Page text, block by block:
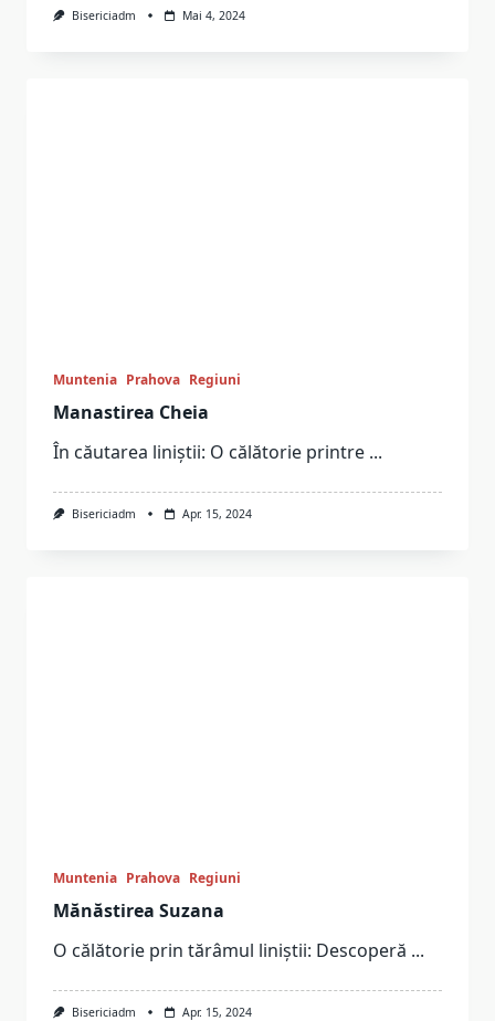
Bisericiadm Mai 4, 2024
Muntenia Prahova Regiuni
Manastirea Cheia
În căutarea liniștii: O călătorie printre ...
Bisericiadm Apr. 15, 2024
Muntenia Prahova Regiuni
Mănăstirea Suzana
O călătorie prin tărâmul liniștii: Descoperă ...
Bisericiadm Apr. 15, 2024